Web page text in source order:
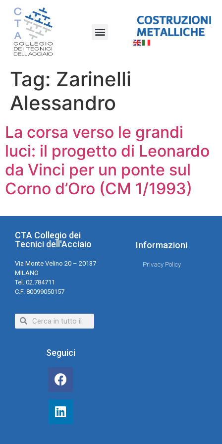
Tag: Zarinelli
Alessandro
La corsa verso le grandi
luci: il progetto di Leonardo
da Vinci per un ponte sul
Corno d’Oro (CM 1/1993)
CTA Collegio dei
Tecnici dell'Acciaio
Via Monte Velino 20 – 20137
MILANO
Tel. 02.784711
C.F. 80099050157
Informazioni
Privacy Policy
Seguici